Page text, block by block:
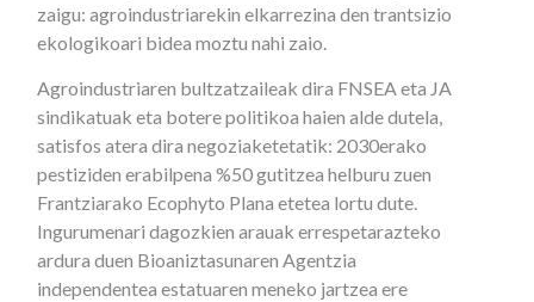
zaigu: agroindustriarekin elkarrezina den trantsizio
ekologikoari bidea moztu nahi zaio.
Agroindustriaren bultzatzaileak dira FNSEA eta JA
sindikatuak eta botere politikoa haien alde dutela,
satisfos atera dira negoziaketetatik: 2030erako
pestiziden erabilpena %50 gutitzea helburu zuen
Frantziarako Ecophyto Plana etetea lortu dute.
Ingurumenari dagozkien arauak errespetarazteko
ardura duen Bioaniztasunaren Agentzia
independentea estatuaren meneko jartzea ere